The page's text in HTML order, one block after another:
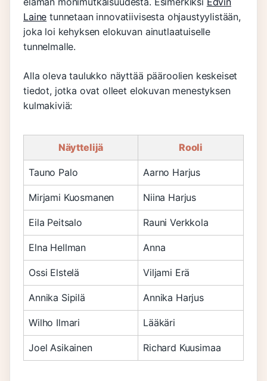
Laine tunnetaan innovatiivisesta ohjaustyylistään,
joka loi kehyksen elokuvan ainutlaatuiselle
tunnelmalle.
Alla oleva taulukko näyttää pääroolien keskeiset
tiedot, jotka ovat olleet elokuvan menestyksen
kulmakiviä:
Näyttelijä Rooli
Tauno Palo Aarno Harjus
Mirjami Kuosmanen Niina Harjus
Eila Peitsalo Rauni Verkkola
Elna Hellman Anna
Ossi Elstelä Viljami Erä
Annika Sipilä Annika Harjus
Wilho Ilmari Lääkäri
Joel Asikainen Richard Kuusimaa